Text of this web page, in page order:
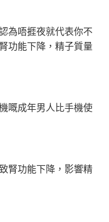
為唔捱夜就代表你不
功能下降，精子質量
嘅成年男人比手機使
腎功能下降，影響精